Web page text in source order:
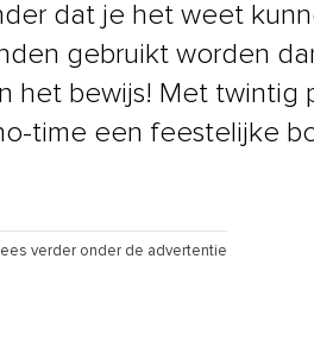
dat je het weet
gebruikt worden
het bewijs! Met twintig
time een feestelijke
verder onder de advertentie